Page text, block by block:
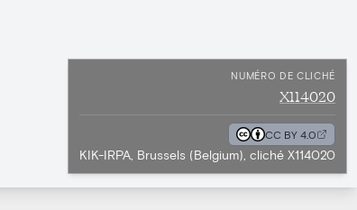
NUMÉRO DE CLICHÉ
X114020
CC BY 4.0
KIK-IRPA, Brussels (Belgium), cliché X114020